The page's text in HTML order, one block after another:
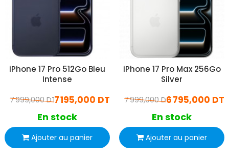
iPhone 17 Pro 512Go Bleu
Intense
7 195,000 DT
7 999,000 DT
En stock
Ajouter au panier
iPhone 17 Pro Max 256Go
Silver
6 795,000 DT
7 999,000 DT
En stock
Ajouter au panier